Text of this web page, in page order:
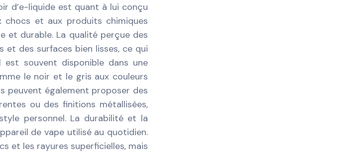
d’e-liquide est quant à lui conçu
chocs et aux produits chimiques
et durable. La qualité perçue des
et des surfaces bien lisses, ce qui
souvent disponible dans une
le noir et le gris aux couleurs
peuvent également proposer des
ou des finitions métallisées,
personnel. La durabilité et la
de vape utilisé au quotidien.
et les rayures superficielles, mais